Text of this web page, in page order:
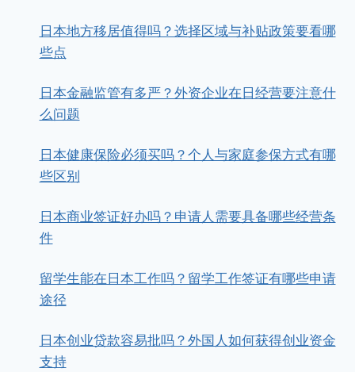
日本地方移居值得吗？选择区域与补贴政策要看哪
些点
日本金融监管有多严？外资企业在日经营要注意什
么问题
日本健康保险必须买吗？个人与家庭参保方式有哪
些区别
日本商业签证好办吗？申请人需要具备哪些经营条
件
留学生能在日本工作吗？留学工作签证有哪些申请
途径
日本创业贷款容易批吗？外国人如何获得创业资金
支持